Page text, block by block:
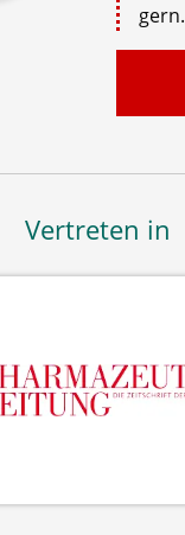
gern.
Vertreten in